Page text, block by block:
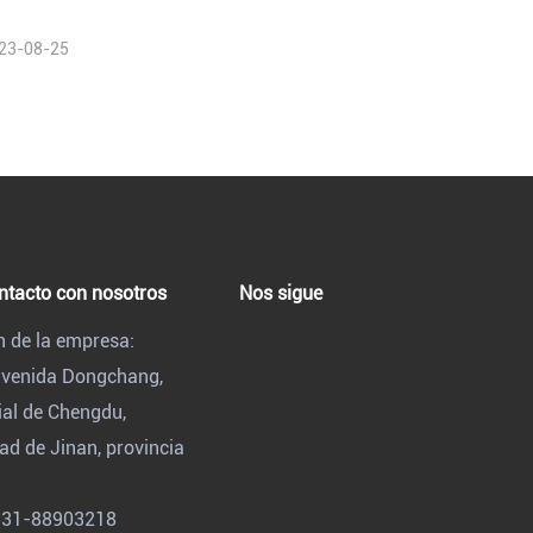
08-25
con nosotros
de la empresa:
Dongchang,
de Chengdu,
de Jinan, provincia
88903218
Nos sigue